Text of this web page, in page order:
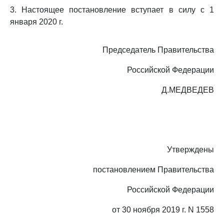
3. Настоящее постановление вступает в силу с 1
января 2020 г.
Председатель Правительства
Российской Федерации
Д.МЕДВЕДЕВ
Утверждены
постановлением Правительства
Российской Федерации
от 30 ноября 2019 г. N 1558